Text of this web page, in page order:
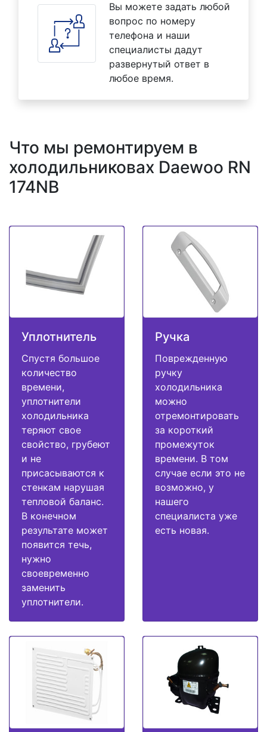
Вы можете задать любой
вопрос по номеру
телефона и наши
специалисты дадут
развернутый ответ в
любое время.
Что мы ремонтируем в
холодильниковах Daewoo RN
174NB
Уплотнитель
Спустя большое
количество
времени,
уплотнители
холодильника
теряют свое
свойство, грубеют
и не
присасываются к
стенкам нарушая
тепловой баланс.
В конечном
результате может
появится течь,
нужно
своевременно
заменить
уплотнители.
Ручка
Поврежденную
ручку
холодильника
можно
отремонтировать
за короткий
промежуток
времени. В том
случае если это не
возможно, у
нашего
специалиста уже
есть новая.